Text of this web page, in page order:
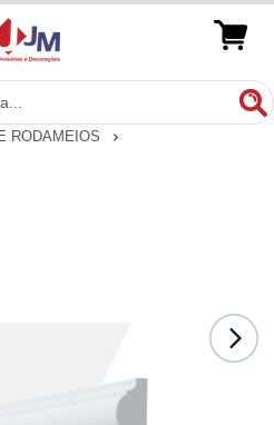
RODAMEIOS